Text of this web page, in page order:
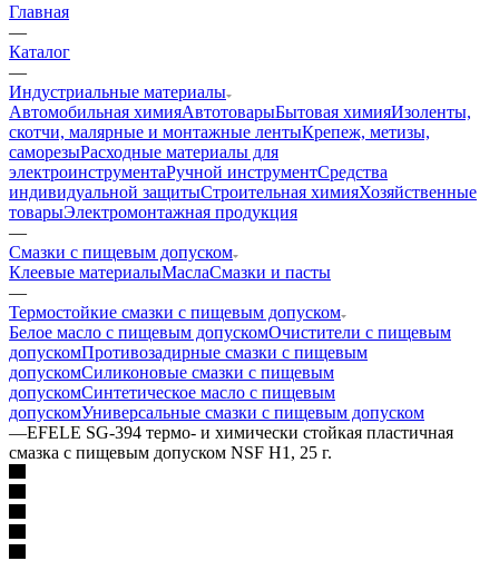
Главная
—
Каталог
—
Индустриальные материалы
Автомобильная химияАвтотоварыБытовая химияИзоленты,
скотчи, малярные и монтажные лентыКрепеж, метизы,
саморезыРасходные материалы для
электроинструментаРучной инструментСредства
индивидуальной защитыСтроительная химияХозяйственные
товарыЭлектромонтажная продукция
—
Смазки с пищевым допуском
Клеевые материалыМаслаСмазки и пасты
—
Термостойкие смазки с пищевым допуском
Белое масло с пищевым допускомОчистители с пищевым
допускомПротивозадирные смазки с пищевым
допускомСиликоновые смазки с пищевым
допускомСинтетическое масло с пищевым
допускомУниверсальные смазки с пищевым допуском
—EFELE SG-394 термо- и химически стойкая пластичная
смазка с пищевым допуском NSF H1, 25 г.